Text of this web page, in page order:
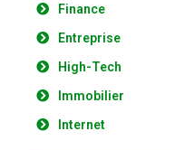
Finance
Entreprise
High-Tech
Immobilier
Internet